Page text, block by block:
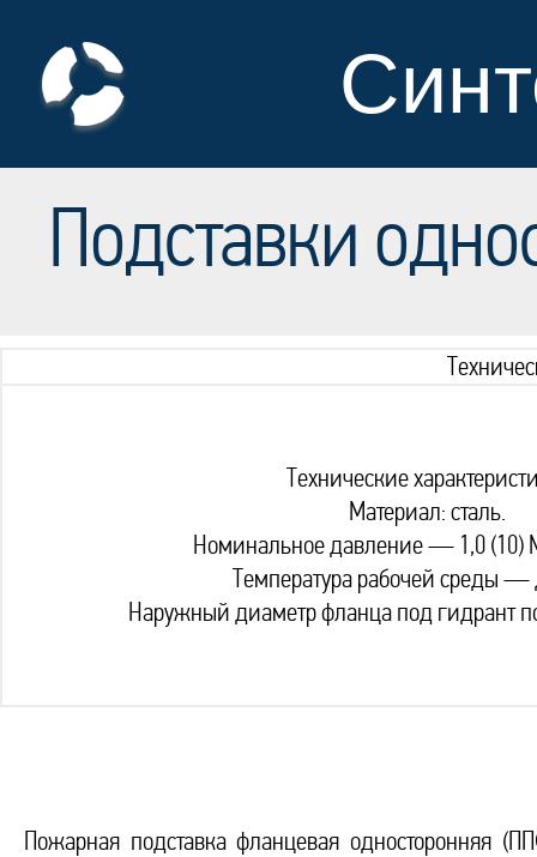
Подставки
Технические
Материал: сталь.
Номинальное давление — 1,0 (10)
Температура рабочей среды —
Наружный диаметр фланца под
Пожарная подставка фланцевая односторонняя